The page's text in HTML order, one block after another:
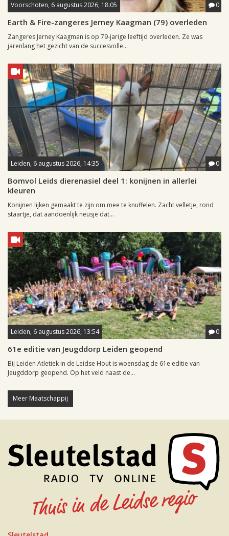
Voorschoten, 6 augustus 2026, 18:05 0
Earth & Fire-zangeres Jerney Kaagman (79) overleden
Zangeres Jerney Kaagman is op 79-jarige leeftijd overleden. Ze was
jarenlang het gezicht van de succesvolle...
Leiden, 6 augustus 2026, 14:35 0
Bomvol Leids dierenasiel deel 1: konijnen in allerlei
kleuren
Konijnen lijken gemaakt te zijn om mee te knuffelen. Zacht velletje, rond
staartje, dat aandoenlijk neusje dat...
Leiden, 6 augustus 2026, 13:54 0
61e editie van Jeugddorp Leiden geopend
Bij Leiden Atletiek in de Leidse Hout is woensdag de 61e editie van
Jeugddorp geopend. Op het veld naast de...
Meer Maatschappij